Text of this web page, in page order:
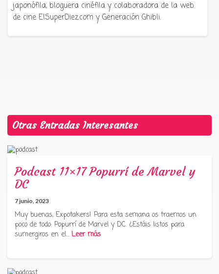
japonófila, bloguera cinéfila y colaboradora de la web
de cine ElSuperDiez.com y Generación Ghibli.
Otras Entradas Interesantes
Podcast 11×17 Popurrí de Marvel y
DC
7 junio, 2023
Muy buenas, Expotakers! Para esta semana os traemos un
poco de todo: Popurrí de Marvel y DC. ¿Estáis listos para
sumergiros en el… Leer más